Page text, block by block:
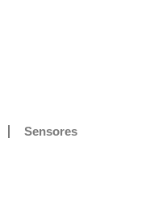
Sensores